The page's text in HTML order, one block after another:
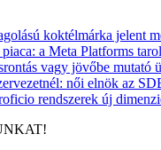
koktélmárka jelent
a Meta Platforms
vagy jövőbe mutató
női elnök az
rendszerek új